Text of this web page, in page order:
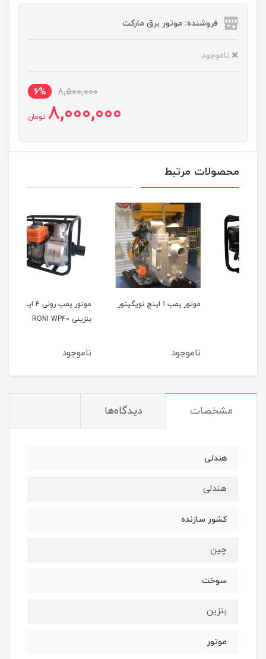
فروشنده: موتور برق مارکت
ناموجود
8,500,000
6%
8,000,000 تومان
محصولات مرتبط
موتور پمپ 1 اینچ نویگیتور
موتور پمپ رونی 4 اینچ
مشخصات دیدگاه‌ها
هندلی
هندلی
کشور سازنده
چین
سوخت
بنزین
موتور